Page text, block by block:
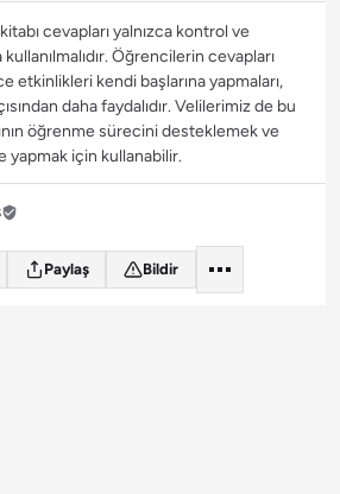
cevapları yalnızca kontrol ve
Öğrencilerin cevapları
etkinlikleri kendi başlarına yapmaları,
daha faydalıdır. Velilerimiz de bu
öğrenme sürecini desteklemek ve
yapmak için kullanabilir.
Paylaş Bildir